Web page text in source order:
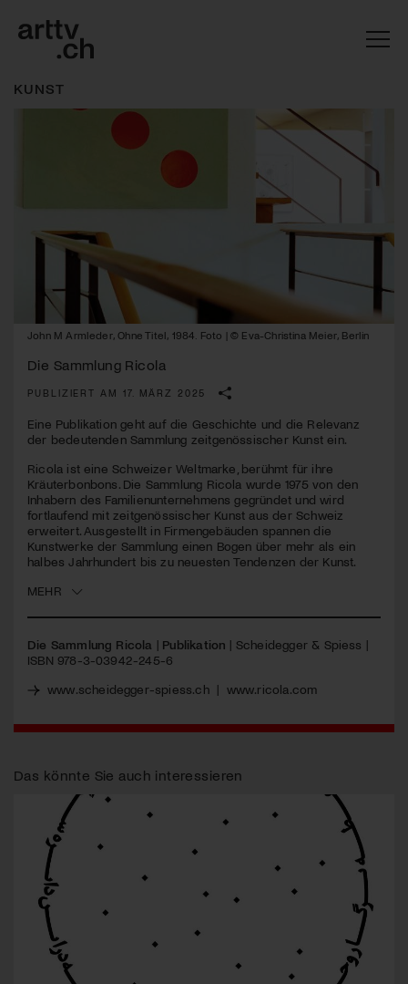
KUNST
John M Armleder, Ohne Titel, 1984. Foto | © Eva-Christina Meier, Berlin
Die Sammlung Ricola
PUBLIZIERT AM 17. MÄRZ 2025
Eine Publikation geht auf die Geschichte und die Relevanz
der bedeutenden Sammlung zeitgenössischer Kunst ein.
Ricola ist eine Schweizer Weltmarke, berühmt für ihre
Kräuterbonbons. Die Sammlung Ricola wurde 1975 von den
Inhabern des Familienunternehmens gegründet und wird
fortlaufend mit zeitgenössischer Kunst aus der Schweiz
erweitert. Ausgestellt in Firmengebäuden spannen die
Kunstwerke der Sammlung einen Bogen über mehr als ein
halbes Jahrhundert bis zu neuesten Tendenzen der Kunst.
MEHR
Die Sammlung Ricola | Publikation | Scheidegger & Spiess |
ISBN 978-3-03942-245-6
www.scheidegger-spiess.ch| www.ricola.com
Das könnte Sie auch interessieren
Mach mit: «Be Part of the Art»!
Kulturinstitution und unterstütze unsere Arbeit.
Mit deiner Mitgliedschaft erhältst du kostenlosen Zugang zu
Jetzt Mitglied werden